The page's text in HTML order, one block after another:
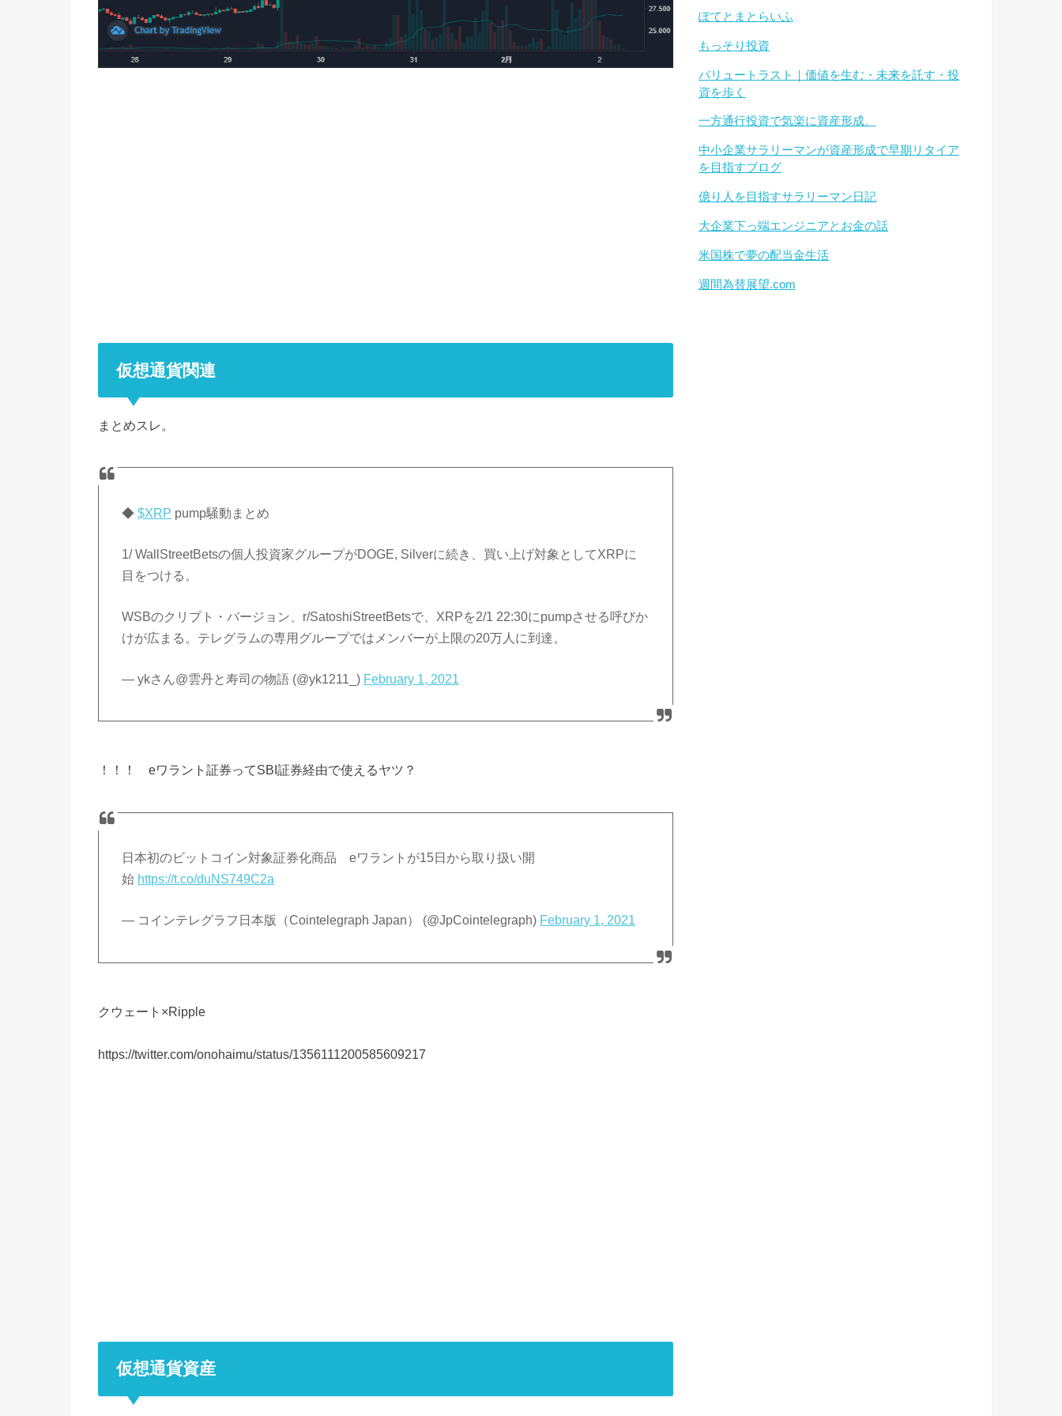
仮想通貨関連
まとめスレ。
◆$XRP pump騒動まとめ
1/ WallStreetBetsの個人投資家グループがDOGE, Silverに続き、買い上げ対象としてXRPに
目をつける。
WSBのクリプト・バージョン、r/SatoshiStreetBetsで、XRPを2/1 22:30にpumpさせる呼びか
けが広まる。テレグラムの専用グループではメンバーが上限の20万人に到達。
— ykさん@雲丹と寿司の物語 (@yk1211_) February 1, 2021
！！！ eワラント証券ってSBI証券経由で使えるヤツ？
日本初のビットコイン対象証券化商品 eワラントが15日から取り扱い開
始 https://t.co/duNS749C2a
— コインテレグラフ日本版（Cointelegraph Japan） (@JpCointelegraph) February 1, 2021
クウェート×Ripple
https://twitter.com/onohaimu/status/1356111200585609217
仮想通貨資産
ぽてとまとらいふ
もっそり投資
バリュートラスト｜価値を生む・未来を託す・投
資を歩く
一方通行投資で気楽に資産形成。
中小企業サラリーマンが資産形成で早期リタイア
を目指すブログ
億り人を目指すサラリーマン日記
大企業下っ端エンジニアとお金の話
米国株で夢の配当金生活
週間為替展望.com